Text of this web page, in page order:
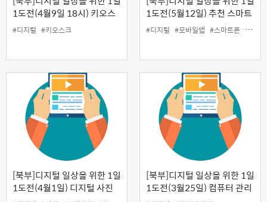
1도전(4월9일 18시) 키오스
크 사용법
#디지털 #키오스크
1도전(5월12일) 추천 스마트
폰 앱 활용법
#디지털 #모바일앱 #스마트폰 #어플
[북부]디지털 일상을 위한 1일
1도전(4월1일) 디지털 사진
[북부]디지털 일상을 위한 1일
1도전(3월25일) 컴퓨터 관리